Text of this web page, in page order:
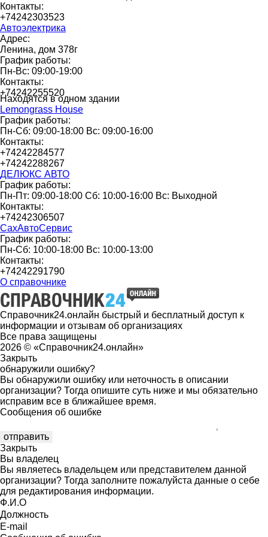
Контакты:
+74242303523
Автоэлектрика
Адрес:
Ленина, дом 378г
График работы:
Пн-Вс: 09:00-19:00
Контакты:
+74242255520
Находятся в одном здании
Lemongrass House
График работы:
Пн-Сб: 09:00-18:00 Вс: 09:00-16:00
Контакты:
+74242284577
+74242288267
ДЕЛЮКС АВТО
График работы:
Пн-Пт: 09:00-18:00 Сб: 10:00-16:00 Вс: Выходной
Контакты:
+74242306507
СахАвтоСервис
График работы:
Пн-Сб: 10:00-18:00 Вс: 10:00-13:00
Контакты:
+74242291790
О справочнике
Справочник24.онлайн быстрый и бесплатный доступ к
информации и отзывам об организациях
Все права защищены
2026 © «Справочник24.онлайн»
Закрыть
обнаружили ошибку?
Вы обнаружили ошибку или неточность в описании
организации? Тогда опишите суть ниже и мы обязательно
исправим все в ближайшее время.
Сообщения об ошибке
Закрыть
Вы владелец
Вы являетесь владельцем или представителем данной
организации? Тогда заполните пожалуйста данные о себе
для редактирования информации.
Ф.И.О
Должность
E-mail